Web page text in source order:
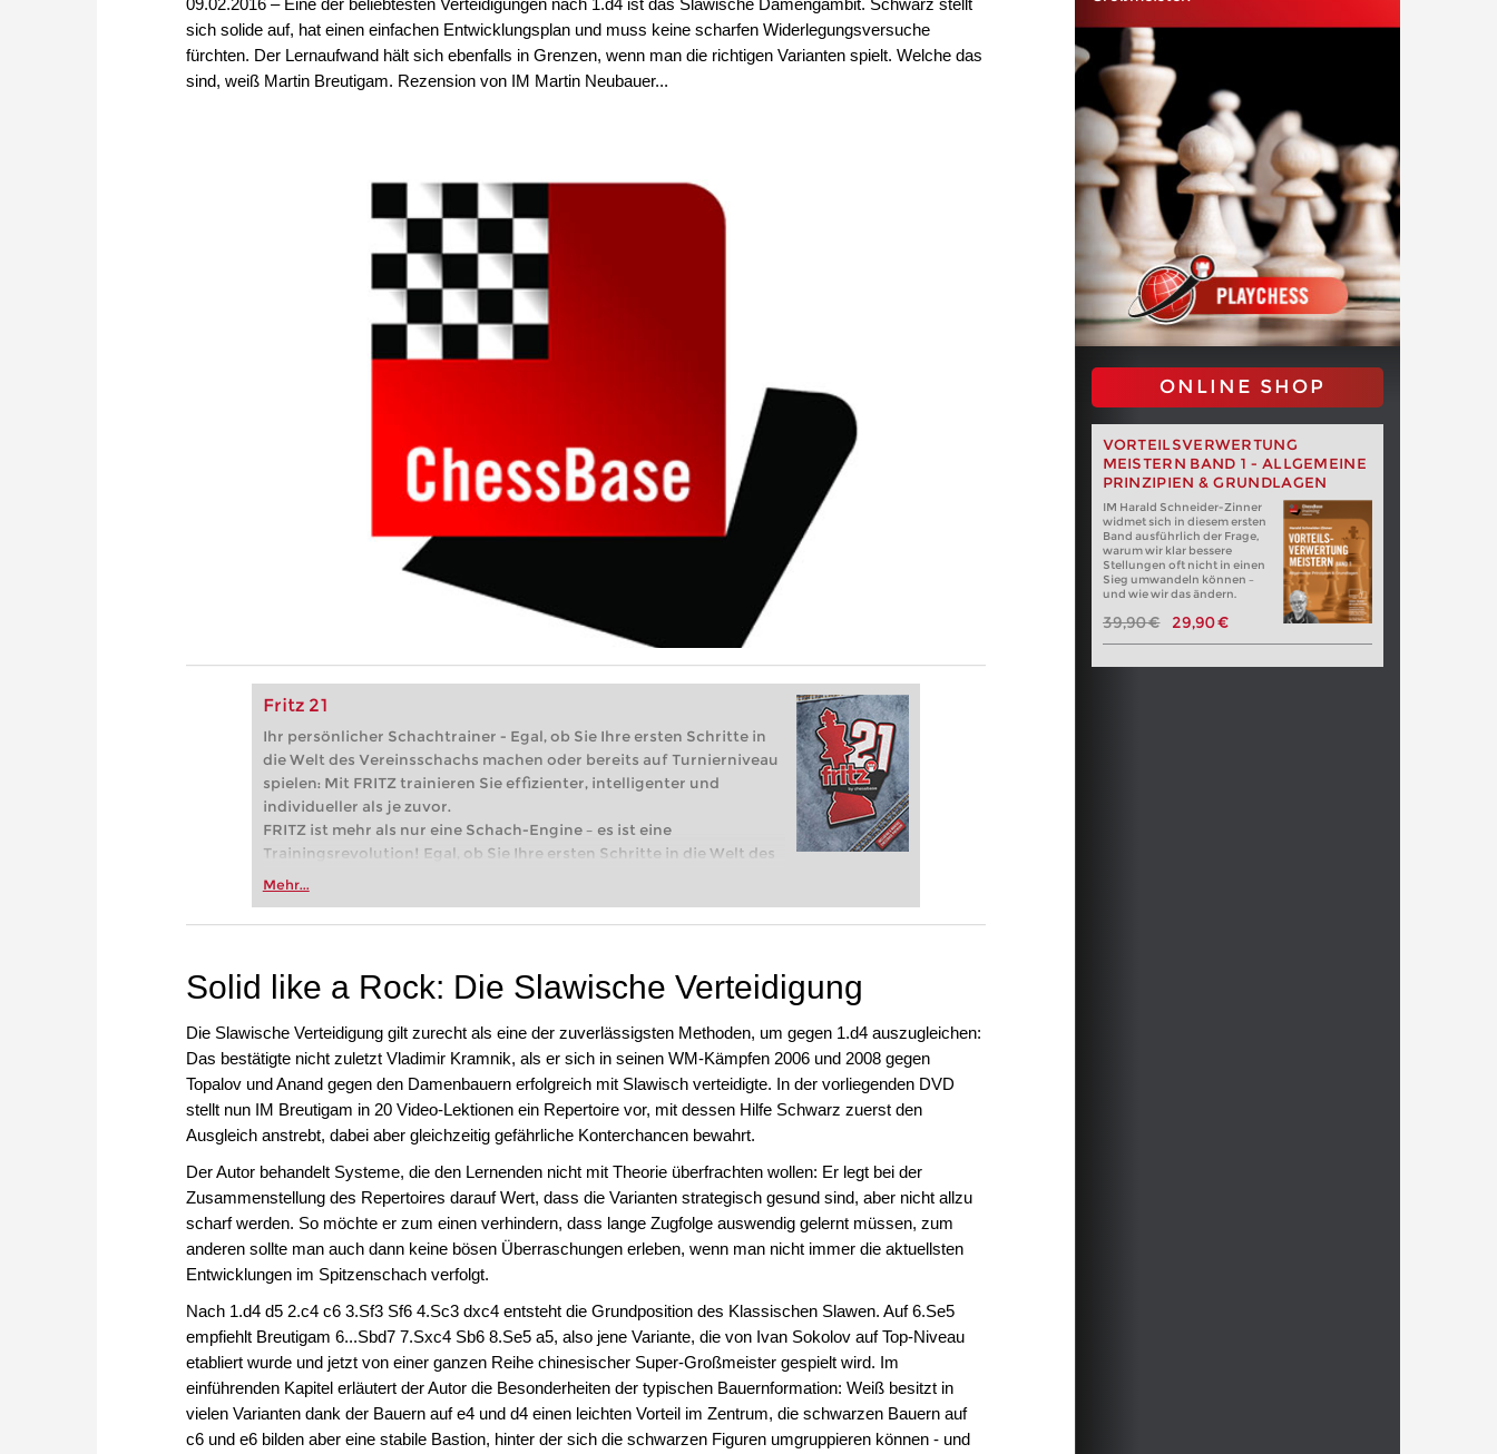
sich solide auf, hat einen einfachen Entwicklungsplan und muss keine scharfen Widerlegungsversuche
fürchten. Der Lernaufwand hält sich ebenfalls in Grenzen, wenn man die richtigen Varianten spielt. Welche das
sind, weiß Martin Breutigam. Rezension von IM Martin Neubauer...
Fritz 21
Ihr persönlicher Schachtrainer - Egal, ob Sie Ihre ersten Schritte in
die Welt des Vereinsschachs machen oder bereits auf Turnierniveau
spielen: Mit FRITZ trainieren Sie effizienter, intelligenter und
individueller als je zuvor.
FRITZ ist mehr als nur eine Schach-Engine – es ist eine
Trainingsrevolution! Egal, ob Sie Ihre ersten Schritte in die Welt des
Vereinsschachs machen oder bereits auf Turnierniveau spielen: Mit
zuvor.
Mehr...
ONLINE SHOP
VORTEILSVERWERTUNG
MEISTERN BAND 1 - ALLGEMEINE
PRINZIPIEN & GRUNDLAGEN
IM Harald Schneider-Zinner
widmet sich in diesem ersten
Band ausführlich der Frage,
warum wir klar bessere
Stellungen oft nicht in einen
Sieg umwandeln können –
und wie wir das ändern.
39,90 € 29,90 €
Solid like a Rock: Die Slawische Verteidigung
Die Slawische Verteidigung gilt zurecht als eine der zuverlässigsten Methoden, um gegen 1.d4 auszugleichen:
Das bestätigte nicht zuletzt Vladimir Kramnik, als er sich in seinen WM-Kämpfen 2006 und 2008 gegen
Topalov und Anand gegen den Damenbauern erfolgreich mit Slawisch verteidigte. In der vorliegenden DVD
stellt nun IM Breutigam in 20 Video-Lektionen ein Repertoire vor, mit dessen Hilfe Schwarz zuerst den
Ausgleich anstrebt, dabei aber gleichzeitig gefährliche Konterchancen bewahrt.
Der Autor behandelt Systeme, die den Lernenden nicht mit Theorie überfrachten wollen: Er legt bei der
Zusammenstellung des Repertoires darauf Wert, dass die Varianten strategisch gesund sind, aber nicht allzu
scharf werden. So möchte er zum einen verhindern, dass lange Zugfolge auswendig gelernt müssen, zum
anderen sollte man auch dann keine bösen Überraschungen erleben, wenn man nicht immer die aktuellsten
Entwicklungen im Spitzenschach verfolgt.
Nach 1.d4 d5 2.c4 c6 3.Sf3 Sf6 4.Sc3 dxc4 entsteht die Grundposition des Klassischen Slawen. Auf 6.Se5
empfiehlt Breutigam 6...Sbd7 7.Sxc4 Sb6 8.Se5 a5, also jene Variante, die von Ivan Sokolov auf Top-Niveau
etabliert wurde und jetzt von einer ganzen Reihe chinesischer Super-Großmeister gespielt wird. Im
einführenden Kapitel erläutert der Autor die Besonderheiten der typischen Bauernformation: Weiß besitzt in
vielen Varianten dank der Bauern auf e4 und d4 einen leichten Vorteil im Zentrum, die schwarzen Bauern auf
c6 und e6 bilden aber eine stabile Bastion, hinter der sich die schwarzen Figuren umgruppieren können - und